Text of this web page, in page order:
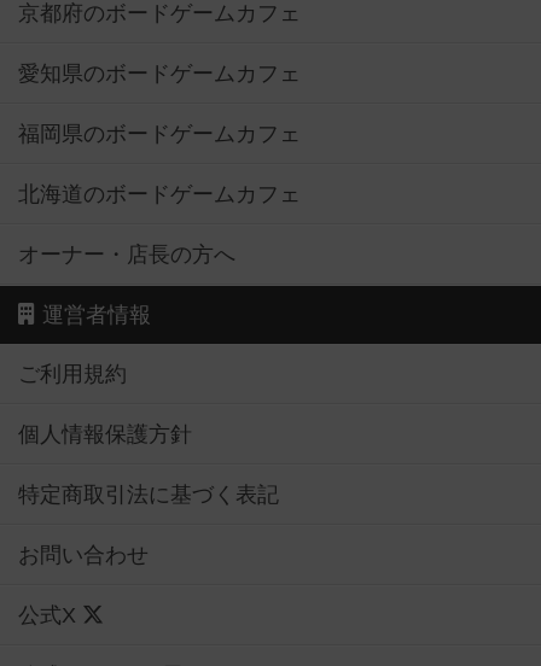
京都府のボードゲームカフェ
愛知県のボードゲームカフェ
福岡県のボードゲームカフェ
北海道のボードゲームカフェ
オーナー・店長の方へ
運営者情報
ご利用規約
個人情報保護方針
特定商取引法に基づく表記
お問い合わせ
公式X